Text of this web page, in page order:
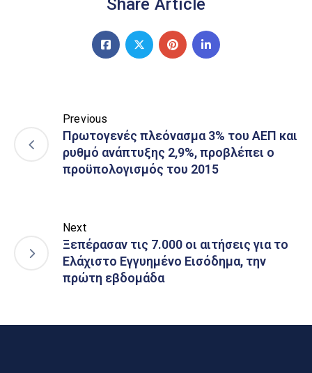
Share Article
Previous
Πρωτογενές πλεόνασμα 3% του ΑΕΠ και
ρυθμό ανάπτυξης 2,9%, προβλέπει ο
προϋπολογισμός του 2015
Next
Ξεπέρασαν τις 7.000 οι αιτήσεις για το
Ελάχιστο Εγγυημένο Εισόδημα, την
πρώτη εβδομάδα